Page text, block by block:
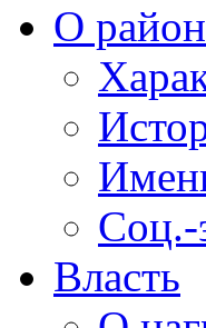
О
Соц.-
Власть